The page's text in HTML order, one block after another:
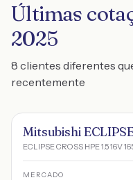
Últimas
2025
8 clientes diferentes
recentemente
Mitsubishi
ECLIPSE CROSS HPE 1.5 16V
MERCADO